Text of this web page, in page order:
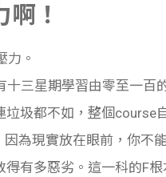
！
力。
十三星期學習由零至一百
圾都不如，整個course
為現實放在眼前，你不
有多惡劣。這一科的F